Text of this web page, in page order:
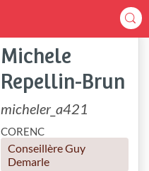
Michele
Repellin-Brun
micheler_a421
CORENC
Conseillère Guy
Demarle